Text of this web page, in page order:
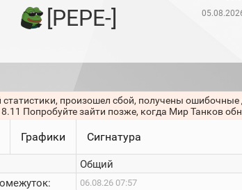
[PEPE-]
статистики, произошел сбой, получены
Попробуйте зайти позже, когда Мир Танков
Графики Сигнатура
Общий
06.08.26 07:57